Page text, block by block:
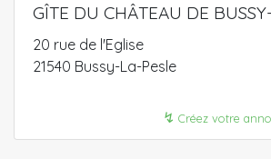
GÎTE DU CHÂTEAU DE
20 rue de l'Eglise
21540 Bussy-La-Pesle
↯ Créez votre